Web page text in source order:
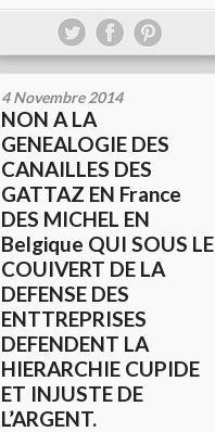
4 Novembre 2014
NON A LA
GENEALOGIE DES
CANAILLES DES
GATTAZ EN France
DES MICHEL EN
Belgique QUI SOUS LE
COUIVERT DE LA
DEFENSE DES
ENTTREPRISES
DEFENDENT LA
HIERARCHIE CUPIDE
ET INJUSTE DE
L’ARGENT.